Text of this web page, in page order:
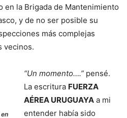
en la Brigada de Mantenimiento
y de no ser posible su
más complejas
vecinos.
“Un momento….” pensé.
La escritura FUERZA
AÉREA URUGUAYA a mi
entender había sido